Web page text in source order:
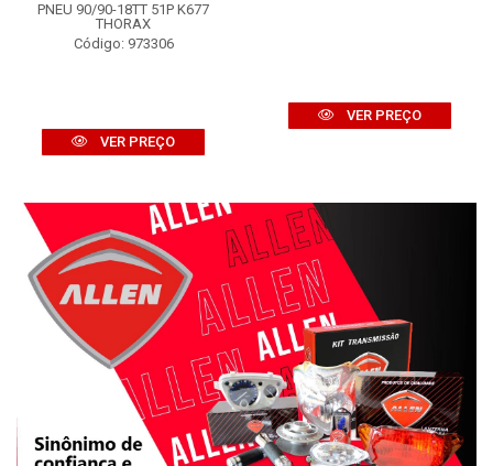
PNEU 90/90-18TT 51P K677
THORAX
Código: 973306
VER PREÇO
VER PREÇO